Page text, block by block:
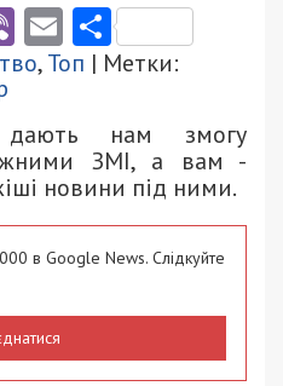
ViberEmail
,Топ | Метки:
дають нам змогу
ЗМІ, а вам -
новини під ними.
в Google News. Слідкуйте